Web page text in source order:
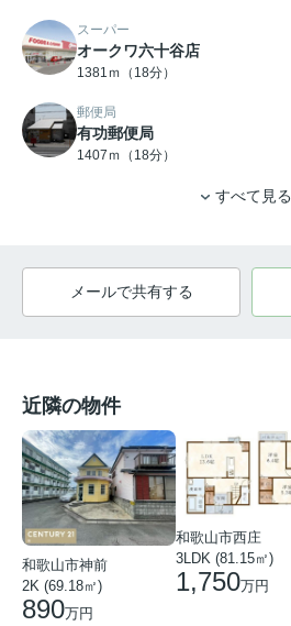
スーパー
オークワ六十谷店
1381ｍ（18分）
郵便局
有功郵便局
1407ｍ（18分）
すべて見る
メールで共有する
近隣の物件
和歌山市神前
2K (69.18㎡)
890万円
和歌山市西庄
3LDK (81.15㎡)
1,750万円